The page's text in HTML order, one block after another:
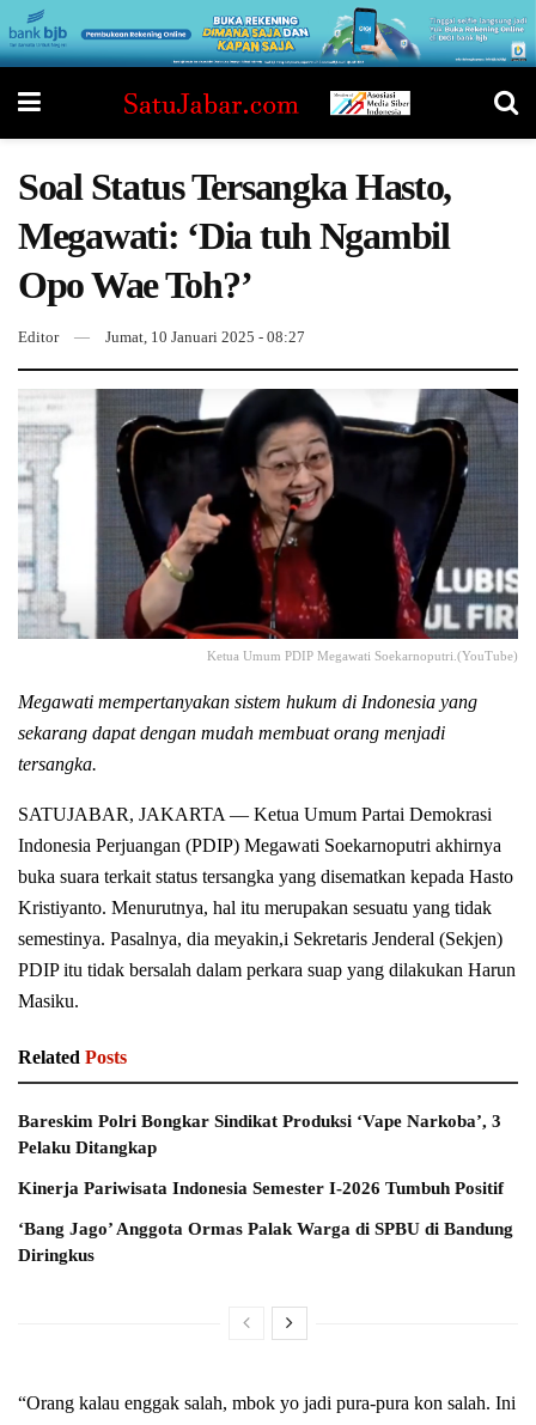
Soal Status Tersangka Hasto,
Megawati: ‘Dia tuh Ngambil
Opo Wae Toh?’
Editor Jumat, 10 Januari 2025 - 08:27
Ketua Umum PDIP Megawati Soekarnoputri.(YouTube)
Megawati mempertanyakan sistem hukum di Indonesia yang
sekarang dapat dengan mudah membuat orang menjadi
tersangka.
SATUJABAR, JAKARTA — Ketua Umum Partai Demokrasi
Indonesia Perjuangan (PDIP) Megawati Soekarnoputri akhirnya
buka suara terkait status tersangka yang disematkan kepada Hasto
Kristiyanto. Menurutnya, hal itu merupakan sesuatu yang tidak
semestinya. Pasalnya, dia meyakin,i Sekretaris Jenderal (Sekjen)
PDIP itu tidak bersalah dalam perkara suap yang dilakukan Harun
Masiku.
Related Posts
Bareskim Polri Bongkar Sindikat Produksi ‘Vape Narkoba’, 3
Pelaku Ditangkap
Kinerja Pariwisata Indonesia Semester I-2026 Tumbuh Positif
‘Bang Jago’ Anggota Ormas Palak Warga di SPBU di Bandung
Diringkus
“Orang kalau enggak salah, mbok yo jadi pura-pura kon salah. Ini